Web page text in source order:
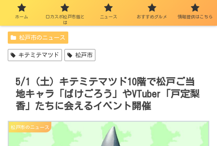
松戸市のニュース
キテミテマツド 松戸市
5/1（土）キテミテマツド10階で松戸ご当
地キャラ「ばけごろう」やVTuber「戸定梨
香」たちに会えるイベント開催
松戸市のニュース
ホーム
ロカスポ松戸市版と
は
ニュース おすすめグルメ 情報提供はこちら